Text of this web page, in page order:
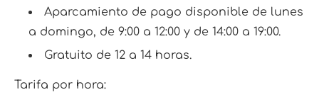
Aparcamiento de pago disponible de lunes
a domingo, de 9:00 a 12:00 y de 14:00 a 19:00.
Gratuito de 12 a 14 horas.
Tarifa por hora: